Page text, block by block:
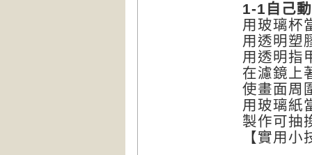
1-1自己
用玻璃杯
用透明塑
用透明指
在濾鏡上
使畫面周
用玻璃紙
製作可抽
【實用